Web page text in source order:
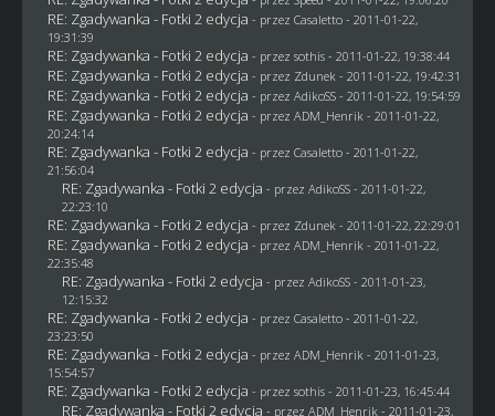
RE: Zgadywanka - Fotki 2 edycja - przez Casaletto- 2011-01-22,
19:31:39
RE: Zgadywanka - Fotki 2 edycja - przez sothis- 2011-01-22, 19:38:44
RE: Zgadywanka - Fotki 2 edycja - przez Zdunek - 2011-01-22, 19:42:31
RE: Zgadywanka - Fotki 2 edycja - przez AdikoSS - 2011-01-22, 19:54:59
RE: Zgadywanka - Fotki 2 edycja - przez ADM_Henrik - 2011-01-22,
20:24:14
RE: Zgadywanka - Fotki 2 edycja - przez Casaletto- 2011-01-22,
21:56:04
RE: Zgadywanka - Fotki 2 edycja - przez AdikoSS - 2011-01-22,
22:23:10
RE: Zgadywanka - Fotki 2 edycja - przez Zdunek - 2011-01-22, 22:29:01
RE: Zgadywanka - Fotki 2 edycja - przez ADM_Henrik - 2011-01-22,
22:35:48
RE: Zgadywanka - Fotki 2 edycja - przez AdikoSS - 2011-01-23,
12:15:32
RE: Zgadywanka - Fotki 2 edycja - przez Casaletto- 2011-01-22,
23:23:50
RE: Zgadywanka - Fotki 2 edycja - przez ADM_Henrik - 2011-01-23,
15:54:57
RE: Zgadywanka - Fotki 2 edycja - przez sothis- 2011-01-23, 16:45:44
RE: Zgadywanka - Fotki 2 edycja - przez ADM_Henrik - 2011-01-23,